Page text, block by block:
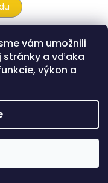
vám umožnili
stránky a vďaka
výkon a
. Všetky práva